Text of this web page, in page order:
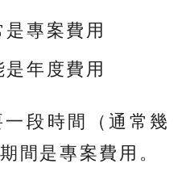
專案費用
年度費用
段時間（通常幾
間是專案費用。